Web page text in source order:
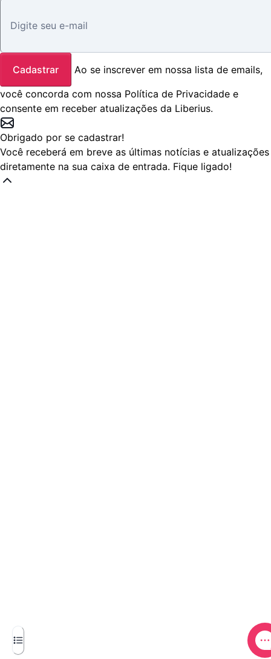
Cadastrar
Ao se inscrever em nossa lista de emails,
você concorda com nossa Política de Privacidade e
consente em receber atualizações da Liberius.
Obrigado por se cadastrar!
Você receberá em breve as últimas notícias e atualizações
diretamente na sua caixa de entrada. Fique ligado!